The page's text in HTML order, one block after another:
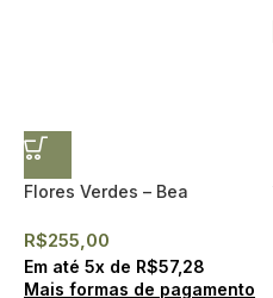
Flores Verdes – Bea
R$255,00
Em até 5x de R$57,28
Mais formas de pagamento